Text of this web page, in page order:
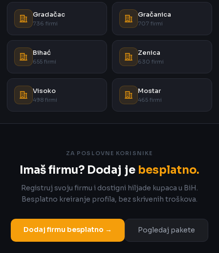
Gradačac
736 firmi
Gračanica
707 firmi
Bihać
655 firmi
Zenica
630 firmi
Visoko
498 firmi
Mostar
465 firmi
ZA POSLOVNE KORISNIKE
Imaš firmu? Dodaj je besplatno.
Registruj svoju firmu i dostigni hiljade kupaca u BiH.
Besplatno kreiranje profila, bez skrivenih troškova.
Dodaj firmu besplatno → Pogledaj pakete